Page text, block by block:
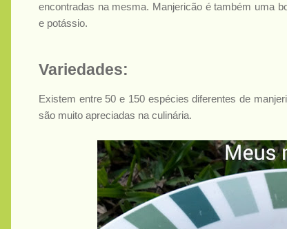
encontradas na mesma. Manjericão é também uma
e potássio.
Variedades:
Existem entre 50 e 150 espécies diferentes de
são muito apreciadas na culinária.